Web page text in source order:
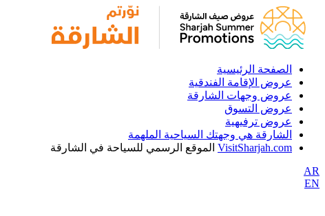
الصفحة الرئيسية
عروض الإقامة الفندقية
عروض وجهات الشارقة
عروض التسوق
عروض ترفيهية
الشارقة هي وجهتك السياحية الملهمة
VisitSharjah.com الموقع الرسمي للسياحة في الشارقة
AR
EN